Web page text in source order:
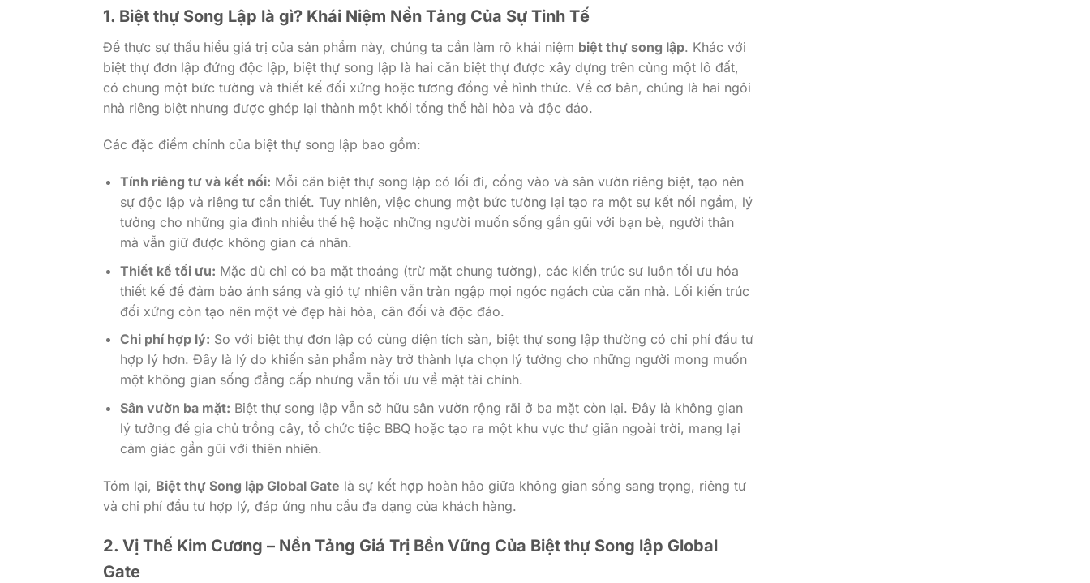
1. Biệt thự Song Lập là gì? Khái Niệm Nền Tảng Của Sự Tinh Tế
Để thực sự thấu hiểu giá trị của sản phẩm này, chúng ta cần làm rõ khái niệm biệt thự song lập. Khác với
biệt thự đơn lập đứng độc lập, biệt thự song lập là hai căn biệt thự được xây dựng trên cùng một lô đất,
có chung một bức tường và thiết kế đối xứng hoặc tương đồng về hình thức. Về cơ bản, chúng là hai ngôi
nhà riêng biệt nhưng được ghép lại thành một khối tổng thể hài hòa và độc đáo.
Các đặc điểm chính của biệt thự song lập bao gồm:
Tính riêng tư và kết nối: Mỗi căn biệt thự song lập có lối đi, cổng vào và sân vườn riêng biệt, tạo nên
sự độc lập và riêng tư cần thiết. Tuy nhiên, việc chung một bức tường lại tạo ra một sự kết nối ngầm, lý
tưởng cho những gia đình nhiều thế hệ hoặc những người muốn sống gần gũi với bạn bè, người thân
mà vẫn giữ được không gian cá nhân.
Thiết kế tối ưu: Mặc dù chỉ có ba mặt thoáng (trừ mặt chung tường), các kiến trúc sư luôn tối ưu hóa
thiết kế để đảm bảo ánh sáng và gió tự nhiên vẫn tràn ngập mọi ngóc ngách của căn nhà. Lối kiến trúc
đối xứng còn tạo nên một vẻ đẹp hài hòa, cân đối và độc đáo.
Chi phí hợp lý: So với biệt thự đơn lập có cùng diện tích sàn, biệt thự song lập thường có chi phí đầu tư
hợp lý hơn. Đây là lý do khiến sản phẩm này trở thành lựa chọn lý tưởng cho những người mong muốn
một không gian sống đẳng cấp nhưng vẫn tối ưu về mặt tài chính.
Sân vườn ba mặt: Biệt thự song lập vẫn sở hữu sân vườn rộng rãi ở ba mặt còn lại. Đây là không gian
lý tưởng để gia chủ trồng cây, tổ chức tiệc BBQ hoặc tạo ra một khu vực thư giãn ngoài trời, mang lại
cảm giác gần gũi với thiên nhiên.
Tóm lại, Biệt thự Song lập Global Gate là sự kết hợp hoàn hảo giữa không gian sống sang trọng, riêng tư
và chi phí đầu tư hợp lý, đáp ứng nhu cầu đa dạng của khách hàng.
2. Vị Thế Kim Cương – Nền Tảng Giá Trị Bền Vững Của Biệt thự Song lập Global
Gate